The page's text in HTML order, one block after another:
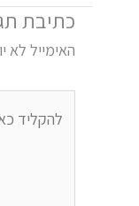
כתיבת
האימייל לא